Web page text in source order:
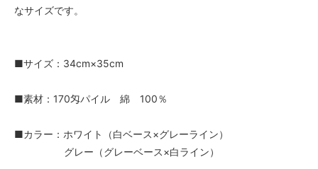
なサイズです。
■サイズ：34cm×35cm
■素材：170匁パイル 綿 100％
■カラー：ホワイト（白ベース×グレーライン）
グレー（グレーベース×白ライン）